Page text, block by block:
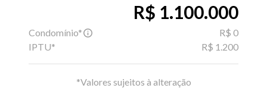
R$ 1.100.000
Condomínio*
R$ 0
IPTU*
R$ 1.200
*Valores sujeitos à alteração